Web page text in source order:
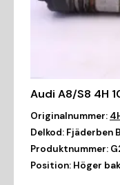
Audi A8/S8 4H
Originalnummer:
Delkod: Fjäderben
Produktnummer:
Position: Höger bak